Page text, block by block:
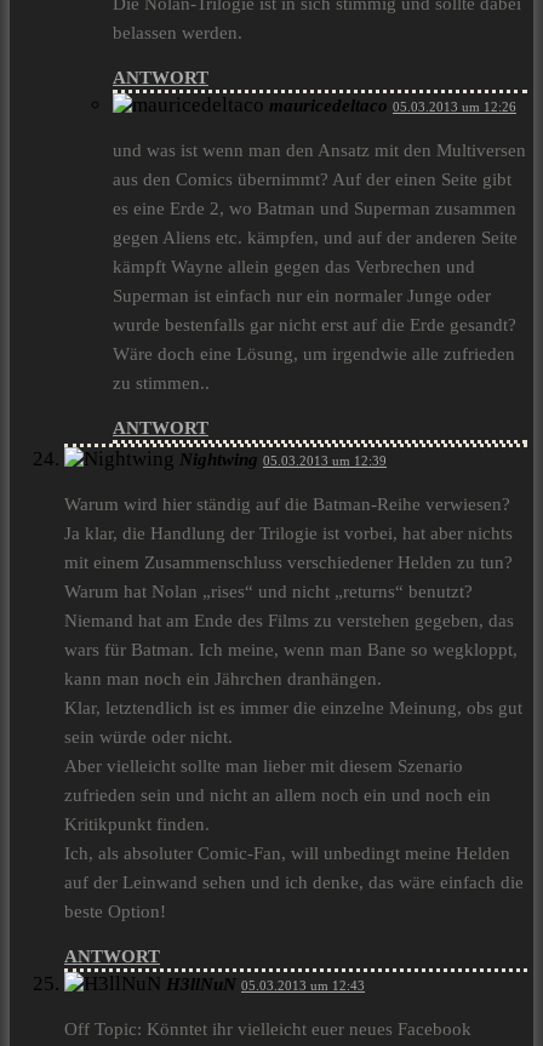
Die Nolan-Trilogie ist in sich stimmig und sollte dabei
belassen werden.
ANTWORT
mauricedeltaco 05.03.2013 um 12:26
und was ist wenn man den Ansatz mit den Multiversen
aus den Comics übernimmt? Auf der einen Seite gibt
es eine Erde 2, wo Batman und Superman zusammen
gegen Aliens etc. kämpfen, und auf der anderen Seite
kämpft Wayne allein gegen das Verbrechen und
Superman ist einfach nur ein normaler Junge oder
wurde bestenfalls gar nicht erst auf die Erde gesandt?
Wäre doch eine Lösung, um irgendwie alle zufrieden
zu stimmen..
ANTWORT
Nightwing 05.03.2013 um 12:39
Warum wird hier ständig auf die Batman-Reihe verwiesen?
Ja klar, die Handlung der Trilogie ist vorbei, hat aber nichts
mit einem Zusammenschluss verschiedener Helden zu tun?
Warum hat Nolan „rises“ und nicht „returns“ benutzt?
Niemand hat am Ende des Films zu verstehen gegeben, das
wars für Batman. Ich meine, wenn man Bane so wegkloppt,
kann man noch ein Jährchen dranhängen.
Klar, letztendlich ist es immer die einzelne Meinung, obs gut
sein würde oder nicht.
Aber vielleicht sollte man lieber mit diesem Szenario
zufrieden sein und nicht an allem noch ein und noch ein
Kritikpunkt finden.
Ich, als absoluter Comic-Fan, will unbedingt meine Helden
auf der Leinwand sehen und ich denke, das wäre einfach die
beste Option!
ANTWORT
H3llNuN 05.03.2013 um 12:43
Off Topic: Könntet ihr vielleicht euer neues Facebook